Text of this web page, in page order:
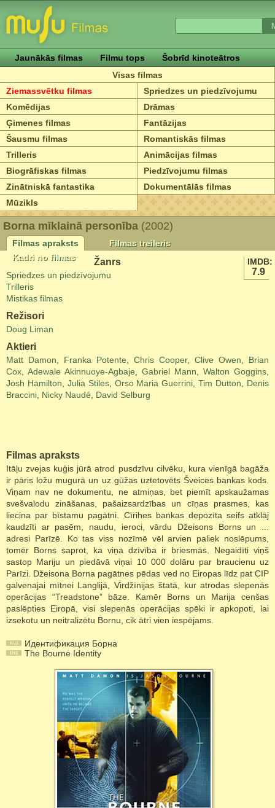
Jaunākās filmas Filmu tops
Šobrīd kinoteātros
Visas filmas
Ziemassvētku filmas
Spriedzes un piedzīvojumu
Komēdijas
Drāmas
Ģimenes filmas
Fantāzijas
Šausmu filmas
Romantiskās filmas
Trilleris
Animācijas filmas
Biogrāfiskas filmas
Piedzīvojumu filmas
Zinātniskā fantastika
Dokumentālās filmas
Mūzikls
Borna mīklainā personība (2002)
Filmas apraksts
Filmas treileris
Kadri no filmas
IMDB:
7.9
Žanrs
Spriedzes un piedzīvojumu
Trilleris
Mistikas filmas
Režisori
Doug Liman
Aktieri
Matt Damon Franka Potente Chris Cooper, Clive Owen
Brian
Cox
Adewale Akinnuoye-Agbaje Gabriel Mann Walton Goggins
Josh Hamilton
Julia Stiles, Orso Maria Guerrini ,Tim Dutton
Denis
Braccini Nicky Naudé David Selburg
Filmas apraksts
Itāļu zvejas kuģis jūrā atrod pusdzīvu cilvēku, kura vienīgā bagāža
ir pāris ložu mugurā un uz gūžas uztetovēts Šveices bankas kods.
Viņam nav ne dokumentu, ne atmiņas, bet piemīt apskaužamas
svešvalodu zināšanas, pašaizsardzības un cīņas prasmes, kas
liecina par bīstamu pagātni. Cīrihes bankas depozīta seifs atklāj
kaudzīti ar pasēm, naudu, ieroci, vārdu Džeisons Borns un ...
adresi Parīzē. Ko tas viss nozīmē vēl arvien paliek noslēpums,
tomēr Borns saprot, ka viņa dzīvība ir briesmās. Negaidīti viņš
sastop Mariju un piedāvā viņai 10 000 dolāru par braucienu uz
Parīzi. Džeisona Borna pagātnes pēdas ved no Eiropas līdz pat CIP
galvenajai mītnei Langlijā, Virdžīnijas štatā, kur atrodas slepenās
operācijas “Treadstone” bāze. Kamēr Borns un Marija cenšas
paslēpties Eiropā, visi slepenās operācijas spēki ir apkopoti, lai
izsekotu un neitralizētu Bornu, cik ātri vien iespējams.
Идентификация Борна
The Bourne Identity